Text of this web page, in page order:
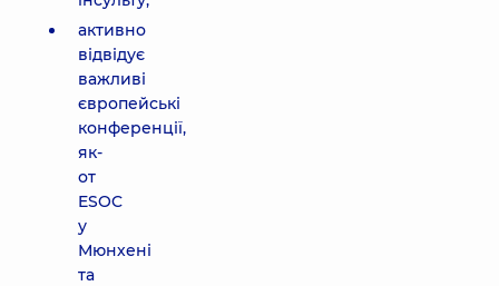
активно
відвідує
важливі
європейські
конференції,
як-
от
ESOC
у
Мюнхені
та